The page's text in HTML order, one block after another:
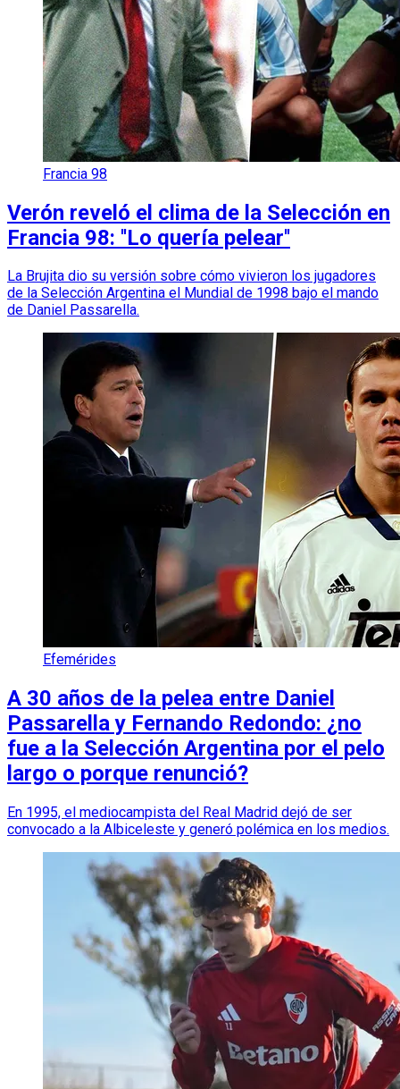
Francia 98
Verón reveló el clima de la Selección en
Francia 98: ''Lo quería pelear''
La Brujita dio su versión sobre cómo vivieron los jugadores
de la Selección Argentina el Mundial de 1998 bajo el mando
de Daniel Passarella.
Efemérides
A 30 años de la pelea entre Daniel
Passarella y Fernando Redondo: ¿no
fue a la Selección Argentina por el pelo
largo o porque renunció?
En 1995, el mediocampista del Real Madrid dejó de ser
convocado a la Albiceleste y generó polémica en los medios.